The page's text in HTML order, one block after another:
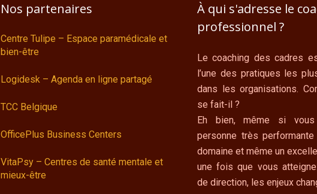
Nos partenaires
Centre Tulipe – Espace paramédicale et
bien-être
Logidesk – Agenda en ligne partagé
TCC Belgique
OfficePlus Business Centers
VitaPsy – Centres de santé mentale et
mieux-être
À qui s'adresse le
professionnel ?
Le coaching des cadres
l’une des pratiques les
dans les organisations.
se fait-il ?
Eh bien, même si
personne très
domaine et même un
une fois que vous
de direction, les enjeux